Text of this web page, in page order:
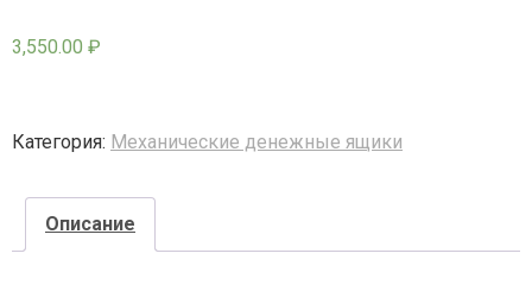
- - - Стационарные сканеры
3,550.00 ₽
Категория: Механические денежные ящики
Описание